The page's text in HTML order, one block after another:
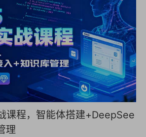
课程，智能体搭建+DeepSee
理